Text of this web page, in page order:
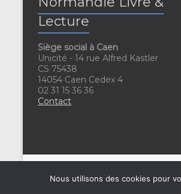
Lecture
Siège social à Caen
Unicité - 14 rue Alfred Kastler
CS 75438
14054 Caen Cedex 4
02 31 15 36 36
Contact
Nous utilisons des cookies pour